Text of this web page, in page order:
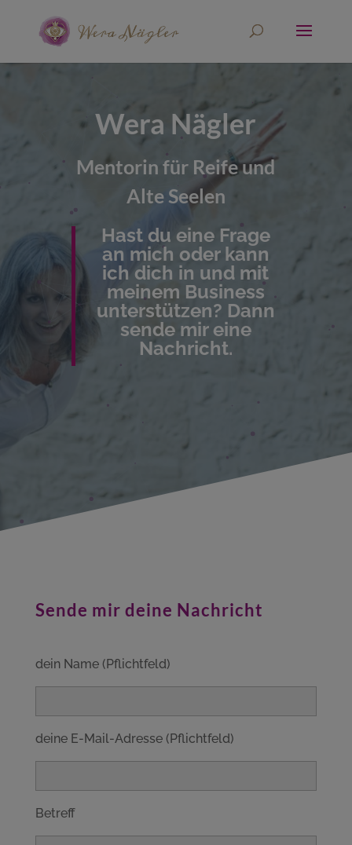
Wera Nägler
Mentorin für Reife und
Alte Seelen
Hast du eine Frage
an mich oder kann
ich dich in und mit
meinem Business
unterstützen? Dann
sende mir eine
Nachricht.
Sende mir deine Nachricht
dein Name (Pflichtfeld)
deine E-Mail-Adresse (Pflichtfeld)
Betreff